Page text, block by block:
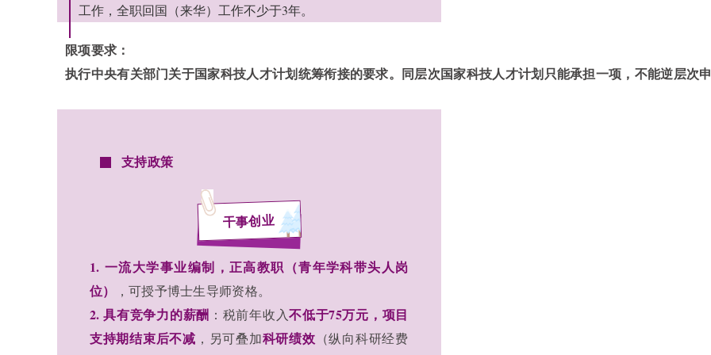
工作，全职回国（来华）工作不少于3年。
限项要求：
执行中央有关部门关于国家科技人才计划统筹衔接的要求。同层次国家科技人才计划只能承担一项，不能逆层次
支持政策
干事创业
1.一流大学事业编制，正高教职（青年学科带头人岗
位）
，可授予博士生导师资格。
2. 具有竞争力的薪酬 ：税前年收入不低于75万元，项目
支持期结束后不减 ，另可叠加科研绩效 （纵向科研经费